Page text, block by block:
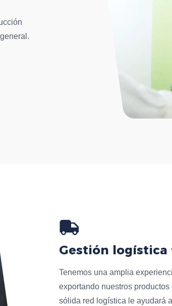
Gestión logística
Tenemos una amplia
exportando nuestros
sólida red logística le ayudará